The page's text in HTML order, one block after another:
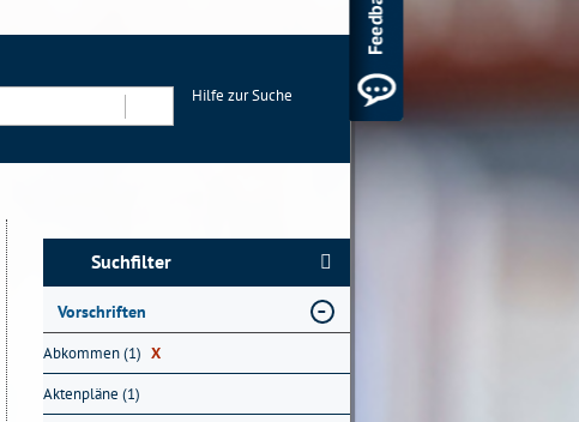
Hilfe zur Suche
Suchfilter
Vorschriften
Abkommen (1) X
Aktenpläne (1)